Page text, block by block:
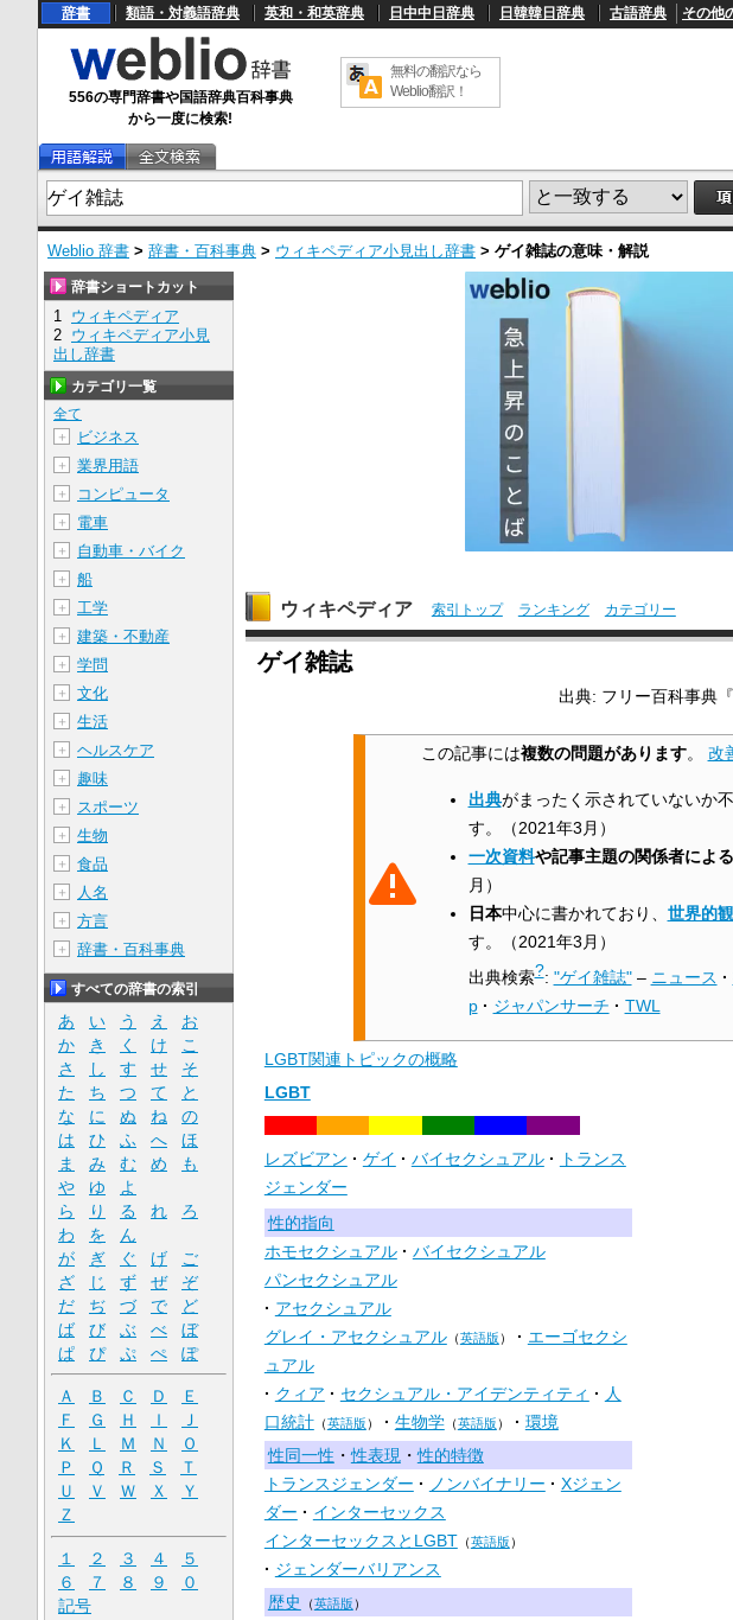
辞書 類語・対義語辞典 英和・和英辞典 日中中日辞典 日韓韓日辞典 古語辞典 その他
556の専門辞書や国語辞典百科事典
から一度に検索!
無料の翻訳なら
Weblio翻訳！
Weblio 辞書 > 辞書・百科事典 > ウィキペディア小見出し辞書 > ゲイ雑誌の意味・解説
ウィキペディア 索引トップ ランキング カテゴリー
ゲイ雑誌
出典: フリー百科事典
この記事には複数の問題があります。 改
出典がまったく示されていないか
す。
（2021年3月 ）
一次資料や記事主題の関係者によ
月 ）
日本中心に書かれており、 世界的
す。
（2021年3月 ）
出典検索?: "ゲイ雑誌" – ニュース ·
p · ジャパンサーチ · TWL
LGBT関連トピックの概略
LGBT
レズビアン ゲイ バイセクシュアル
トランス
ジェンダー
性的指向
ホモセクシュアル
バイセクシュアル
パンセクシュアル
アセクシュアル
グレイ・アセクシュアル（英語版）
エーゴセクシ
ュアル
クィア
セクシュアル・アイデンティティ
人
口統計（英語版） 生物学（英語版）
環境
性同一性 ・性表現・性的特徴
トランスジェンダー
ノンバイナリー
Xジェン
ダー
インターセックス
インターセックスとLGBT （英語版）
ジェンダーバリアンス
歴史
（英語版）
辞書ショートカット
1 ウィキペディア
2 ウィキペディア小見
出し辞書
カテゴリ一覧
全て
＋
ビジネス
＋ 業界用語
＋ コンピュータ
＋ 電車
＋ 自動車・バイク
＋ 船
＋ 工学
＋ 建築・不動産
＋ 学問
＋ 文化
＋ 生活
＋ ヘルスケア
＋ 趣味
＋ スポーツ
＋ 生物
＋ 食品
＋ 人名
＋ 方言
＋ 辞書・百科事典
すべての辞書の索引
あ い う え
お
か
き く け
こ
さ
し す せ
そ
た
ち つ て
と
な
に ぬ ね
の
は
ひ ふ へ
ほ
ま
み む め
も
や
ゆ
よ
ら
り る れ
ろ
わ
を
ん
が
ぎ ぐ げ
ご
ざ
じ ず ぜ
ぞ
だ
ぢ づ で
ど
ば
び ぶ べ
ぼ
ぱ
ぴ ぷ ぺ ぽ
Ａ Ｂ Ｃ Ｄ
Ｅ
Ｆ
Ｇ Ｈ Ｉ
Ｊ
Ｋ
Ｌ Ｍ Ｎ
Ｏ
Ｐ
Ｑ Ｒ Ｓ
Ｔ
Ｕ
Ｖ Ｗ Ｘ
Ｙ
Ｚ
１ ２ ３ ４
５
６
７ ８ ９
０
記号